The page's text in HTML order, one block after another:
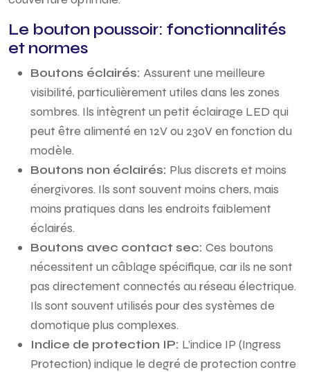
Le bouton poussoir: fonctionnalités
et normes
Boutons éclairés: Assurent une meilleure
visibilité, particulièrement utiles dans les zones
sombres. Ils intègrent un petit éclairage LED qui
peut être alimenté en 12V ou 230V en fonction du
modèle.
Boutons non éclairés: Plus discrets et moins
énergivores. Ils sont souvent moins chers, mais
moins pratiques dans les endroits faiblement
éclairés.
Boutons avec contact sec: Ces boutons
nécessitent un câblage spécifique, car ils ne sont
pas directement connectés au réseau électrique.
Ils sont souvent utilisés pour des systèmes de
domotique plus complexes.
Indice de protection IP: L’indice IP (Ingress
Protection) indique le degré de protection contre